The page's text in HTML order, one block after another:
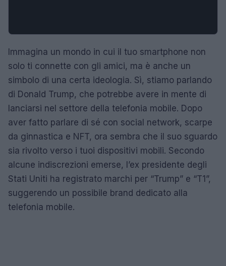
Immagina un mondo in cui il tuo smartphone non
solo ti connette con gli amici, ma è anche un
simbolo di una certa ideologia. Sì, stiamo parlando
di Donald Trump, che potrebbe avere in mente di
lanciarsi nel settore della telefonia mobile. Dopo
aver fatto parlare di sé con social network, scarpe
da ginnastica e NFT, ora sembra che il suo sguardo
sia rivolto verso i tuoi dispositivi mobili. Secondo
alcune indiscrezioni emerse, l’ex presidente degli
Stati Uniti ha registrato marchi per “Trump” e “T1”,
suggerendo un possibile brand dedicato alla
telefonia mobile.